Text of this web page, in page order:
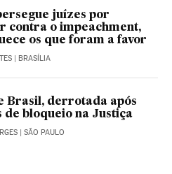
juízes por
contra o impeachment,
os que foram a favor
| BRASÍLIA
Brasil, derrotada após
de bloqueio na Justiça
| SÃO PAULO